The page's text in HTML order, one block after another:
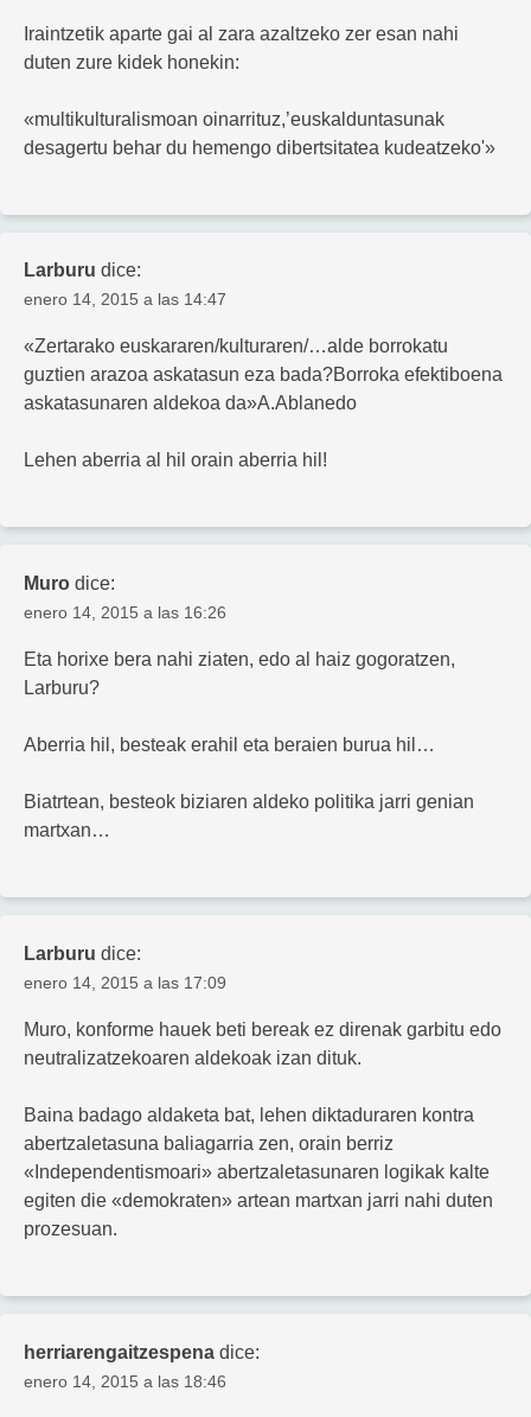
Iraintzetik aparte gai al zara azaltzeko zer esan nahi
duten zure kidek honekin:
«multikulturalismoan oinarrituz,’euskalduntasunak
desagertu behar du hemengo dibertsitatea kudeatzeko'»
Larburu dice:
enero 14, 2015 a las 14:47
«Zertarako euskararen/kulturaren/…alde borrokatu
guztien arazoa askatasun eza bada?Borroka efektiboena
askatasunaren aldekoa da»A.Ablanedo
Lehen aberria al hil orain aberria hil!
Muro dice:
enero 14, 2015 a las 16:26
Eta horixe bera nahi ziaten, edo al haiz gogoratzen,
Larburu?
Aberria hil, besteak erahil eta beraien burua hil…
Biatrtean, besteok biziaren aldeko politika jarri genian
martxan…
Larburu dice:
enero 14, 2015 a las 17:09
Muro, konforme hauek beti bereak ez direnak garbitu edo
neutralizatzekoaren aldekoak izan dituk.
Baina badago aldaketa bat, lehen diktaduraren kontra
abertzaletasuna baliagarria zen, orain berriz
«Independentismoari» abertzaletasunaren logikak kalte
egiten die «demokraten» artean martxan jarri nahi duten
prozesuan.
herriarengaitzespena dice:
enero 14, 2015 a las 18:46